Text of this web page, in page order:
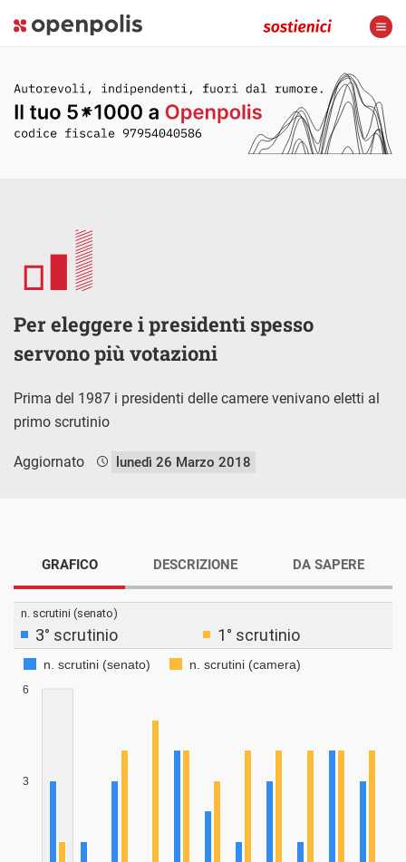
Per eleggere i presidenti spesso
servono più votazioni
Prima del 1987 i presidenti delle camere venivano eletti al
primo scrutinio
Aggiornato lunedì 26 Marzo 2018
GRAFICO DESCRIZIONE DA SAPERE